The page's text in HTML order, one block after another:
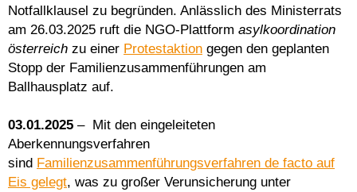
Notfallklausel zu begründen. Anlässlich des Ministerrats
am 26.03.2025 ruft die NGO-Plattform asylkoordination
österreich zu einer Protestaktion gegen den geplanten
Stopp der Familienzusammenführungen am
Ballhausplatz auf.
03.01.2025 – Mit den eingeleiteten
Aberkennungsverfahren
sind Familienzusammenführungsverfahren de facto auf
Eis gelegt, was zu großer Verunsicherung unter